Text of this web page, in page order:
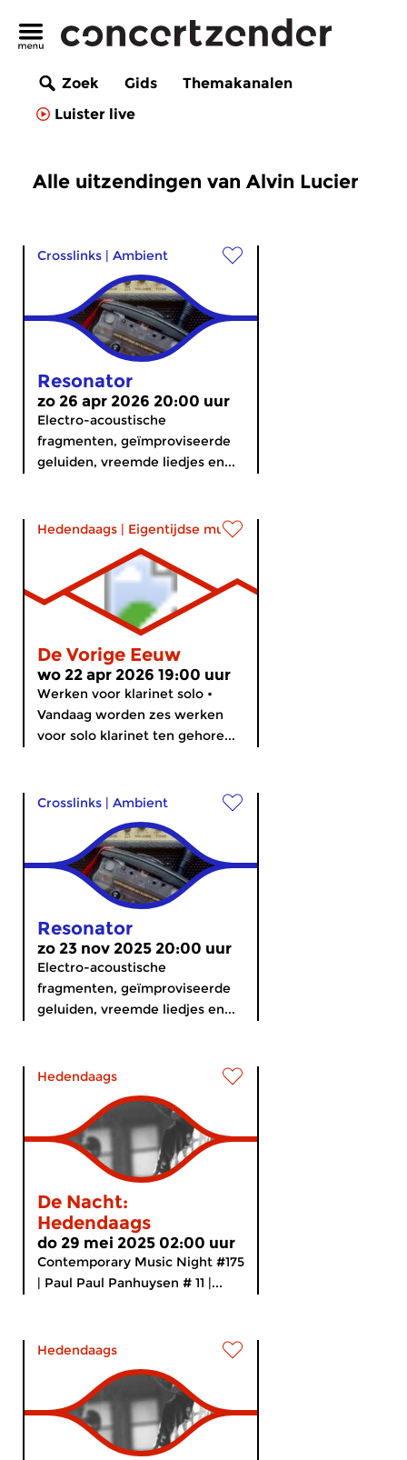
Zoek Gids
Themakanalen
Luister live
Alle uitzendingen van Alvin Lucier
Crosslinks | Ambient
Resonator
zo 26 apr 2026 20:00 uur
Electro-acoustische
fragmenten, geïmproviseerde
geluiden, vreemde liedjes en...
Hedendaags | Eigentijdse muziek
De Vorige Eeuw
wo 22 apr 2026 19:00 uur
Werken voor klarinet solo •
Vandaag worden zes werken
voor solo klarinet ten gehore...
Crosslinks | Ambient
Resonator
zo 23 nov 2025 20:00 uur
Electro-acoustische
fragmenten, geïmproviseerde
geluiden, vreemde liedjes en...
Hedendaags
De Nacht:
Hedendaags
do 29 mei 2025 02:00 uur
Contemporary Music Night #175
| Paul Paul Panhuysen # 11 |...
Hedendaags